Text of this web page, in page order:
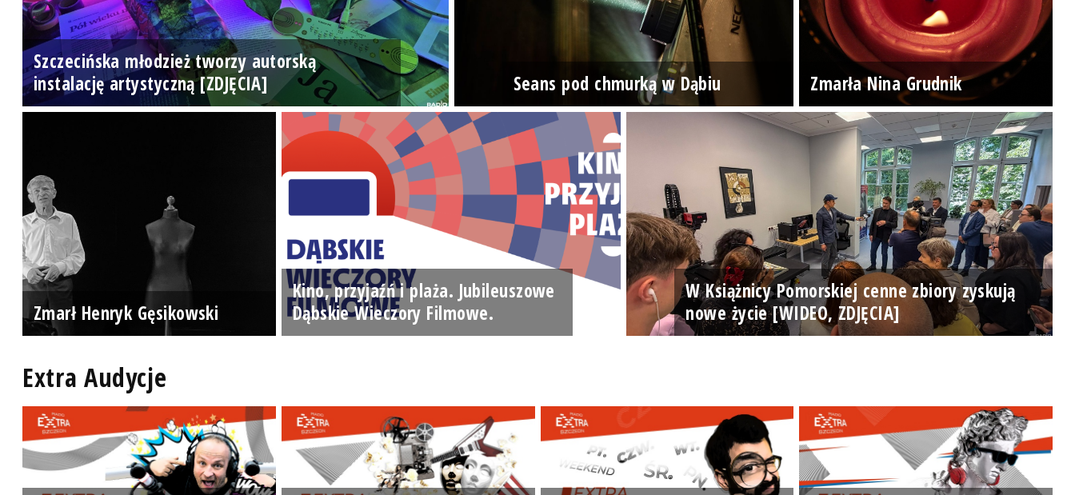
Szczecińska młodzież tworzy autorską
instalację artystyczną [ZDJĘCIA]
Seans pod chmurką w Dąbiu Zmarła Nina Grudnik
Zmarł Henryk Gęsikowski
Kino, przyjaźń i plaża. Jubileuszowe
Dąbskie Wieczory Filmowe.
W Książnicy Pomorskiej cenne zbiory zyskują
nowe życie [WIDEO, ZDJĘCIA]
Extra Audycje